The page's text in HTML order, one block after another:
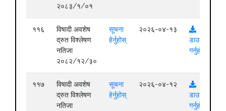
२०८३/१/०१
११६
विषादी अवशेष
द्रुत विश्लेषण
नतिजा
२०८२/१२/३०
सूचना
हेर्नुहोस्
२०२६-०४-१३
डाउनलोड
गर्नुहोस्
११७
विषादी अवशेष
द्रुत विश्लेषण
नतिजा
सूचना
हेर्नुहोस्
२०२६-०४-१२
डाउनलोड
गर्नुहोस्